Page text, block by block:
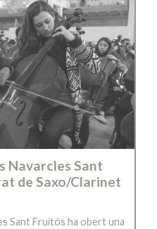
Navarcles Sant
de Saxo/Clarinet
Sant Fruitós ha obert una